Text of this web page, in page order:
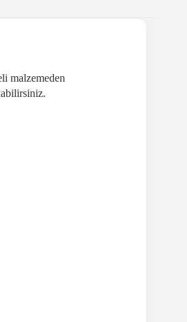
malzemeden